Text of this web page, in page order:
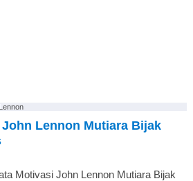
Lennon Mutiara Bijak
Motivasi John Lennon Mutiara Bijak